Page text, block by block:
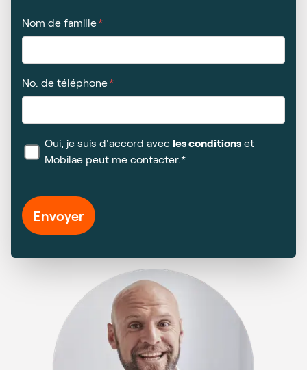
Nom de famille
No. de téléphone
Oui, je suis d'accord avec les conditions et
Mobilae peut me contacter.*
Envoyer